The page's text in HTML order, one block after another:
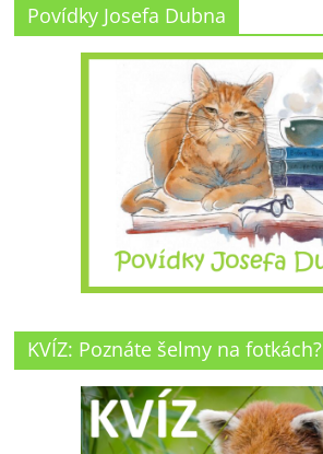
Povídky Josefa Dubna
KVÍZ: Poznáte šelmy na fotkách?